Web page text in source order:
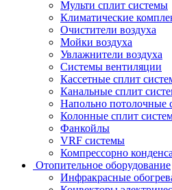
Мульти сплит системы
Климатические
Очистители воздуха
Мойки воздуха
Увлажнители воздуха
Системы вентиляции
Кассетные сплит
Канальные сплит
Напольно потолочные
Колонные сплит
Фанкойлы
VRF системы
Компрессорно
Отопительное оборудование
Инфракрасные